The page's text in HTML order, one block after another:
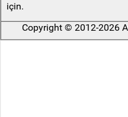
için.
Copyright © 2012-2026